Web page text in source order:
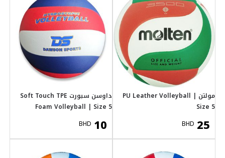
داوسن سبورت Soft Touch TPE
Foam